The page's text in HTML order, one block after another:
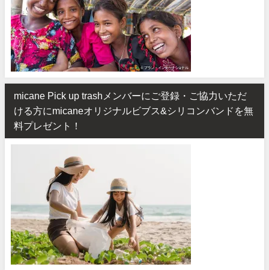
micane Pick up trashメンバーにご登録・ご協力いただ
ける方にmicaneオリジナルビブス&シリコンバンドを無
料プレゼント！